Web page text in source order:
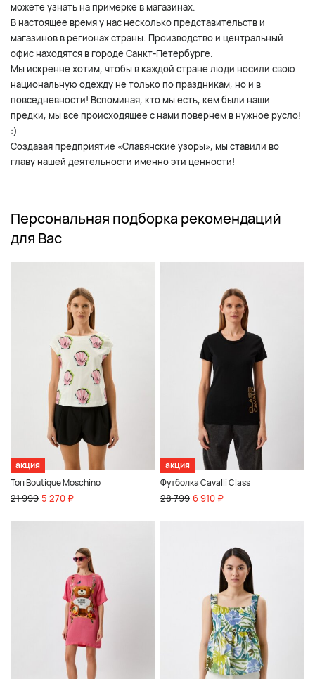
можете узнать на примерке в магазинах.
В настоящее время у нас несколько представительств и
магазинов в регионах страны. Производство и центральный
офис находятся в городе Санкт-Петербурге.
Мы искренне хотим, чтобы в каждой стране люди носили свою
национальную одежду не только по праздникам, но и в
повседневности! Вспоминая, кто мы есть, кем были наши
предки, мы все происходящее с нами повернем в нужное русло!
:)
Создавая предприятие «Славянские узоры», мы ставили во
главу нашей деятельности именно эти ценности!
Персональная подборка рекомендаций
для Вас
акция
Топ Boutique Moschino
21 999 5 270 ₽
акция
Футболка Cavalli Class
28 799 6 910 ₽